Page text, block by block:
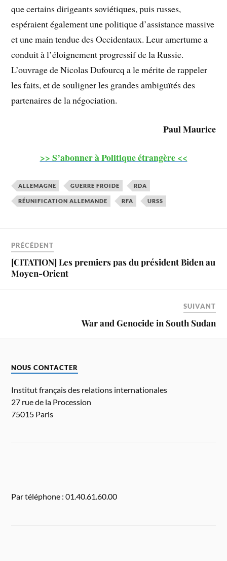
que certains dirigeants soviétiques, puis russes,
espéraient également une politique d’assistance massive
et une main tendue des Occidentaux. Leur amertume a
conduit à l’éloignement progressif de la Russie.
L’ouvrage de Nicolas Dufourcq a le mérite de rappeler
les faits, et de souligner les grandes ambiguïtés des
partenaires de la négociation.
Paul Maurice
>> S’abonner à Politique étrangère <<
ALLEMAGNE GUERRE FROIDE RDA
RÉUNIFICATION ALLEMANDE RFA URSS
PRÉCÉDENT
[CITATION] Les premiers pas du président Biden au
Moyen-Orient
SUIVANT
War and Genocide in South Sudan
NOUS CONTACTER
Institut français des relations internationales
27 rue de la Procession
75015 Paris
Par téléphone : 01.40.61.60.00